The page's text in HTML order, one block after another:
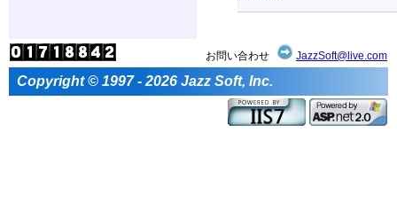
お問い合わせ JazzSoft@live.com
Copyright © 1997 - 2026 Jazz Soft, Inc.